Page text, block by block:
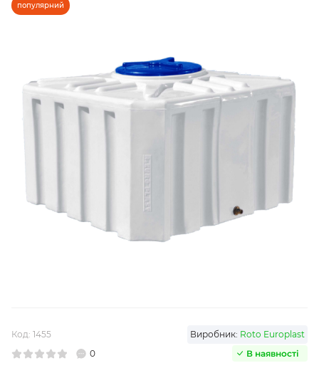
популярний
Код: 1455
В наявності
Виробник: Roto Europlast
0